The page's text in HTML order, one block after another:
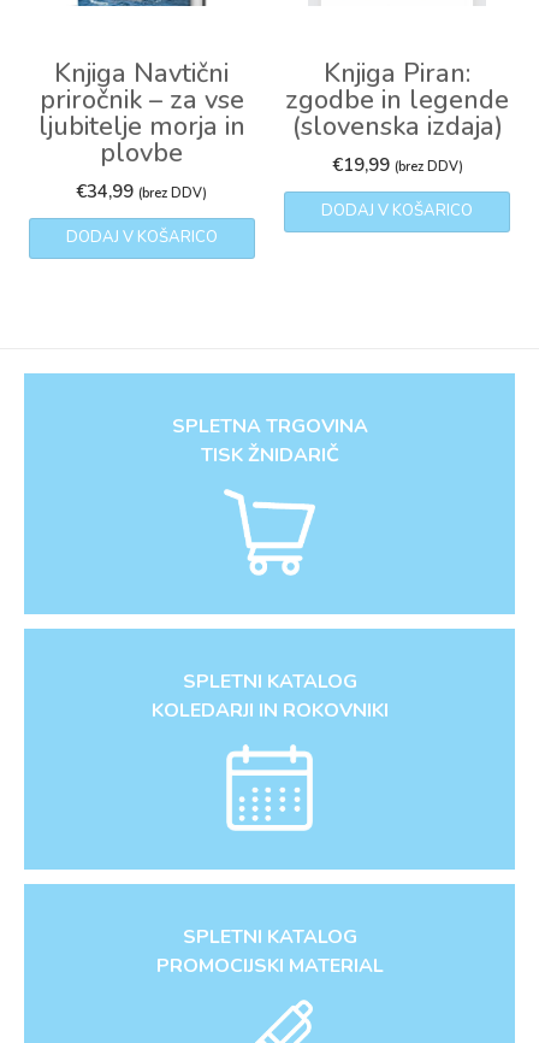
Knjiga Navtični
priročnik – za vse
ljubitelje morja in
plovbe
€34,99 (brez DDV)
DODAJ V KOŠARICO
Knjiga Piran:
zgodbe in legende
(slovenska izdaja)
€19,99 (brez DDV)
DODAJ V KOŠARICO
SPLETNA TRGOVINA
TISK ŽNIDARIČ
SPLETNI KATALOG
KOLEDARJI IN ROKOVNIKI
SPLETNI KATALOG
PROMOCIJSKI MATERIAL